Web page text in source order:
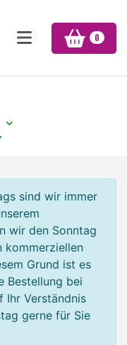
0
sind wir immer
wir den Sonntag
kommerziellen
Grund ist es
Bestellung bei
Ihr Verständnis
gerne für Sie